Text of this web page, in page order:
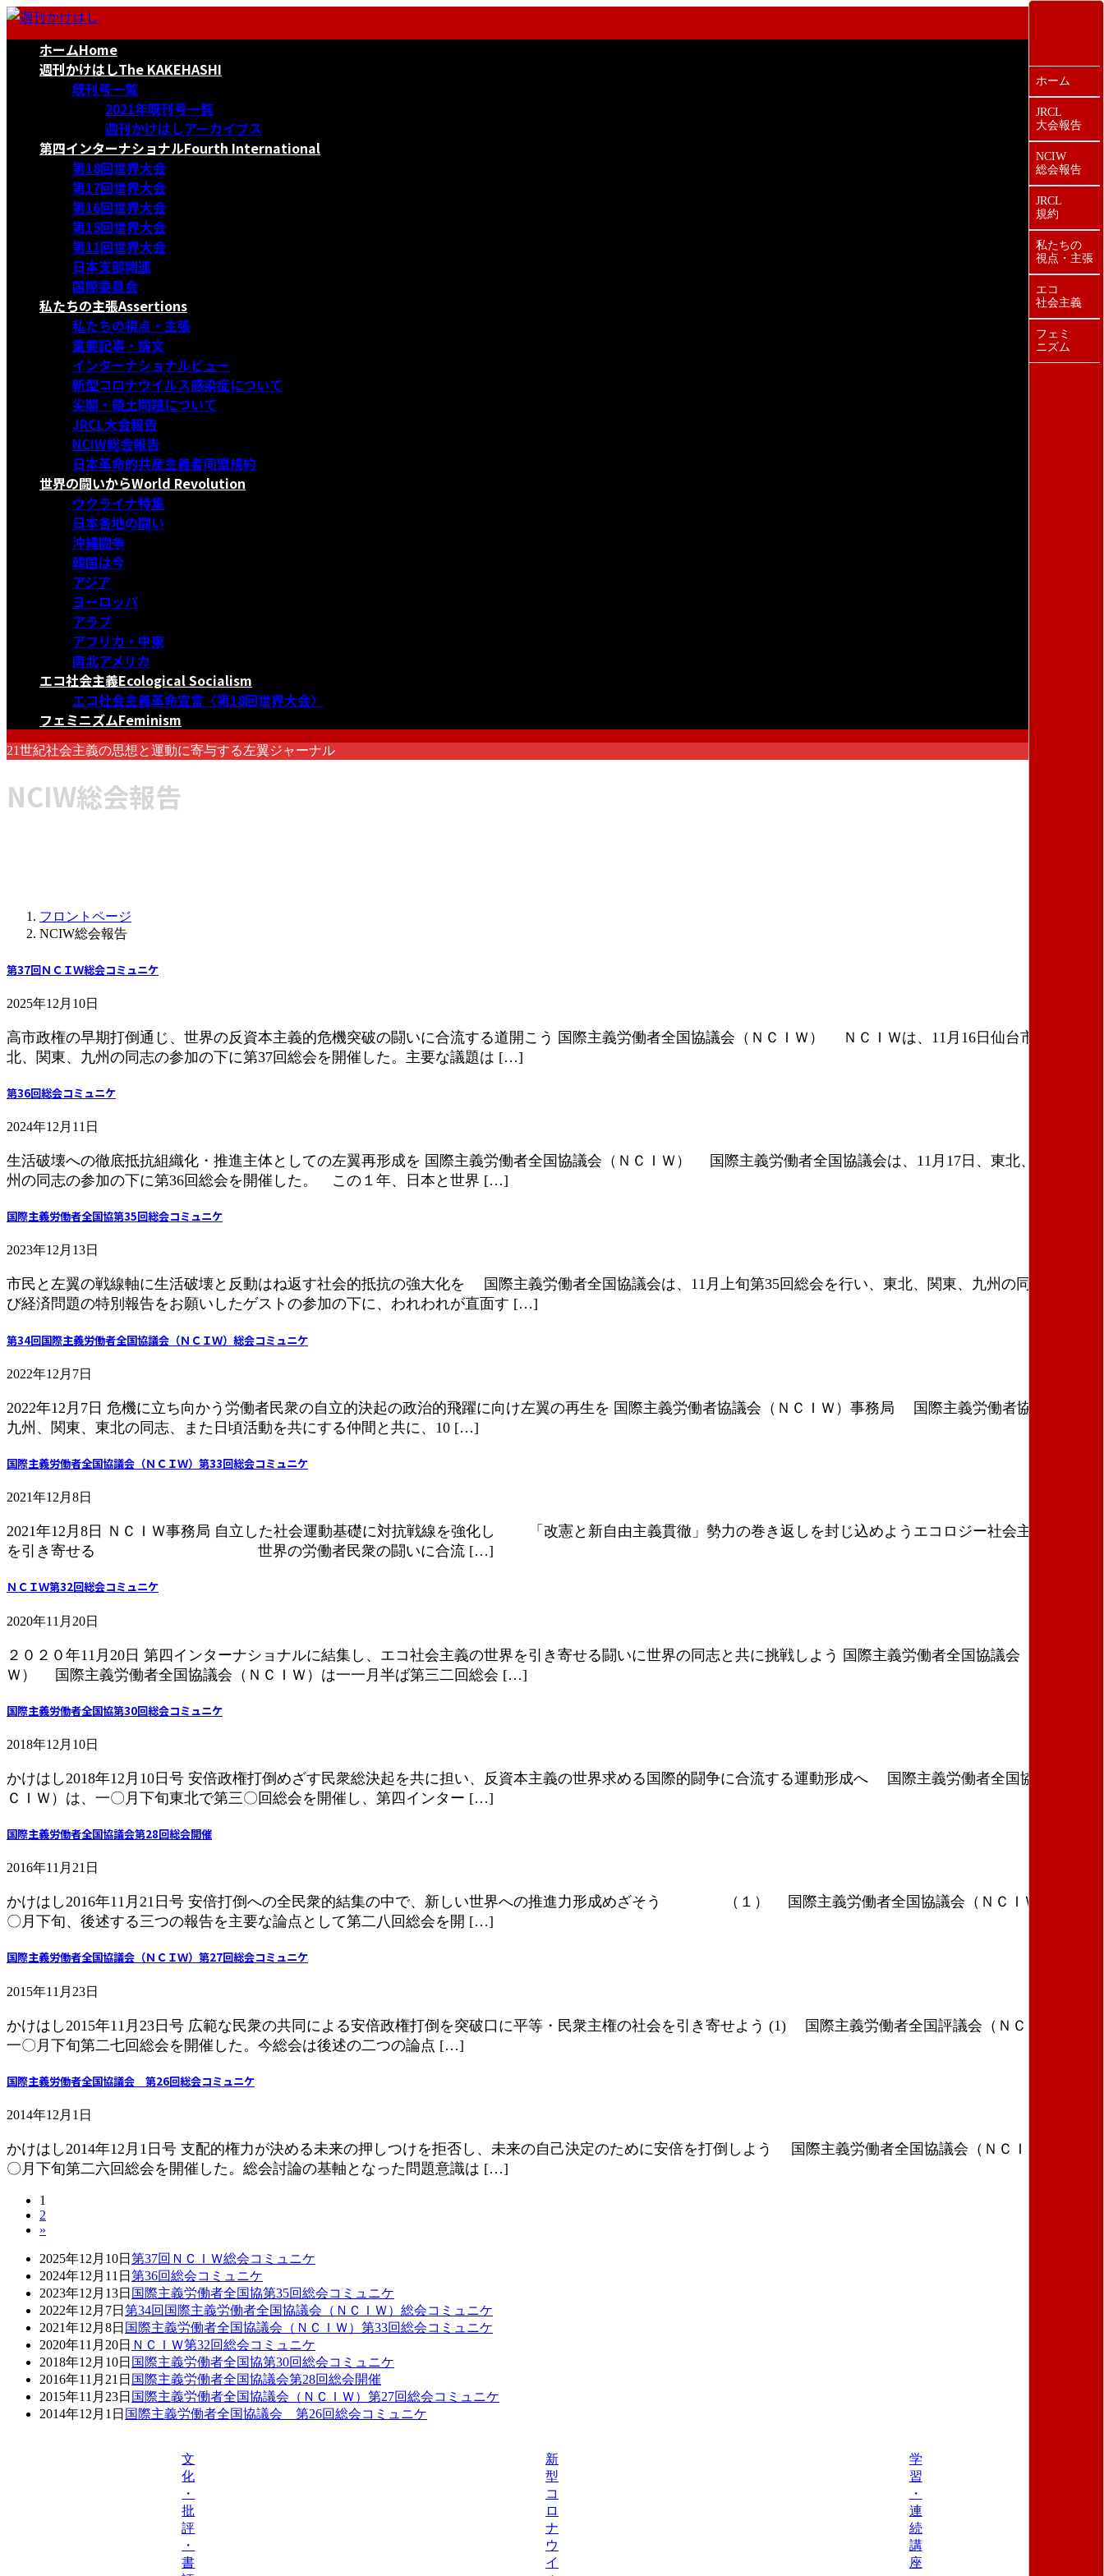
コ
ナ
ホームHome
週刊かけはしThe KAKEHASHI
既刊号一覧
2021年既刊号一覧
週刊かけはしアーカイブス
第四インターナショナルFourth International
第18回世界大会
第17回世界大会
第16回世界大会
第15回世界大会
第11回世界大会
日本支部関連
国際委員会
私たちの主張Assertions
私たちの視点・主張
重要記事・論文
インターナショナルビュー
新型コロナウイルス感染症について
尖閣・領土問題について
JRCL大会報告
NCIW総会報告
日本革命的共産主義者同盟規約
世界の闘いからWorld Revolution
ウクライナ特集
日本各地の闘い
沖縄闘争
韓国は今
アジア
ヨーロッパ
アラブ
アフリカ・中東
南北アメリカ
エコ社会主義Ecological Socialism
エコ社会主義革命宣言〈第18回世界大会〉
フェミニズムFeminism
21世紀社会主義の思想と運動に寄与する左翼ジャーナル
NCIW総会報告
フロントページ
NCIW総会報告
第37回ＮＣＩＷ総会コミュニケ
2025年12月10日
高市政権の早期打倒通じ、世界の反資本主義的危機突破の闘いに合流する道開こう 国際主義労働者全国協議会（ＮＣＩＷ） ＮＣＩＷは、11月16日仙台市で、東
北、関東、九州の同志の参加の下に第37回総会を開催した。主要な議題は […]
第36回総会コミュニケ
2024年12月11日
生活破壊への徹底抵抗組織化・推進主体としての左翼再形成を 国際主義労働者全国協議会（ＮＣＩＷ） 国際主義労働者全国協議会は、11月17日、東北、関東、九
州の同志の参加の下に第36回総会を開催した。 この１年、日本と世界 […]
国際主義労働者全国協第35回総会コミュニケ
2023年12月13日
市民と左翼の戦線軸に生活破壊と反動はね返す社会的抵抗の強大化を 国際主義労働者全国協議会は、11月上旬第35回総会を行い、東北、関東、九州の同志、およ
び経済問題の特別報告をお願いしたゲストの参加の下に、われわれが直面す […]
第34回国際主義労働者全国協議会（ＮＣＩＷ）総会コミュニケ
2022年12月7日
2022年12月7日 危機に立ち向かう労働者民衆の自立的決起の政治的飛躍に向け左翼の再生を 国際主義労働者協議会（ＮＣＩＷ）事務局 国際主義労働者協議会は、
九州、関東、東北の同志、また日頃活動を共にする仲間と共に、10 […]
国際主義労働者全国協議会（ＮＣＩＷ）第33回総会コミュニケ
2021年12月8日
2021年12月8日 ＮＣＩＷ事務局 自立した社会運動基礎に対抗戦線を強化し 「改憲と新自由主義貫徹」勢力の巻き返しを封じ込めようエコロジー社会主義の世界
を引き寄せる 世界の労働者民衆の闘いに合流 […]
ＮＣＩＷ第32回総会コミュニケ
2020年11月20日
２０２０年11月20日 第四インターナショナルに結集し、エコ社会主義の世界を引き寄せる闘いに世界の同志と共に挑戦しよう 国際主義労働者全国協議会（ＮＣＩ
Ｗ） 国際主義労働者全国協議会（ＮＣＩＷ）は一一月半ば第三二回総会 […]
国際主義労働者全国協第30回総会コミュニケ
2018年12月10日
かけはし2018年12月10日号 安倍政権打倒めざす民衆総決起を共に担い、反資本主義の世界求める国際的闘争に合流する運動形成へ 国際主義労働者全国協議会（Ｎ
ＣＩＷ）は、一〇月下旬東北で第三〇回総会を開催し、第四インター […]
国際主義労働者全国協議会第28回総会開催
2016年11月21日
かけはし2016年11月21日号 安倍打倒への全民衆的結集の中で、新しい世界への推進力形成めざそう （１） 国際主義労働者全国協議会（ＮＣＩＷ）は一
〇月下旬、後述する三つの報告を主要な論点として第二八回総会を開 […]
国際主義労働者全国協議会（ＮＣＩＷ）第27回総会コミュニケ
2015年11月23日
かけはし2015年11月23日号 広範な民衆の共同による安倍政権打倒を突破口に平等・民衆主権の社会を引き寄せよう (1) 国際主義労働者全国評議会（ＮＣＩＷ）は
一〇月下旬第二七回総会を開催した。今総会は後述の二つの論点 […]
国際主義労働者全国協議会 第26回総会コミュニケ
2014年12月1日
かけはし2014年12月1日号 支配的権力が決める未来の押しつけを拒否し、未来の自己決定のために安倍を打倒しよう 国際主義労働者全国協議会（ＮＣＩＷ）は一
〇月下旬第二六回総会を開催した。総会討論の基軸となった問題意識は […]
固
定
ペ
ー
ジ
1
固
定
ー
ジ
2
»
2025年12月10日 第37回ＮＣＩＷ総会コミュニケ
2024年12月11日 第36回総会コミュニケ
2023年12月13日 国際主義労働者全国協第35回総会コミュニケ
2022年12月7日 第34回国際主義労働者全国協議会（ＮＣＩＷ）総会コミュニケ
2021年12月8日 国際主義労働者全国協議会（ＮＣＩＷ）第33回総会コミュニケ
2020年11月20日 ＮＣＩＷ第32回総会コミュニケ
2018年12月10日 国際主義労働者全国協第30回総会コミュニケ
2016年11月21日 国際主義労働者全国協議会第28回総会開催
2015年11月23日 国際主義労働者全国協議会（ＮＣＩＷ）第27回総会コミュニケ
2014年12月1日 国際主義労働者全国協議会 第26回総会コミュニケ
文
化
・
批
評
・
書
新
型
コ
ロ
ナ
ウ
イ
学
習
・
連
続
講
座
ホーム
JRCL
大会報告
NCIW
総会報告
JRCL
規約
私たちの
視点・主張
エコ
社会主義
フェミ
ニズム